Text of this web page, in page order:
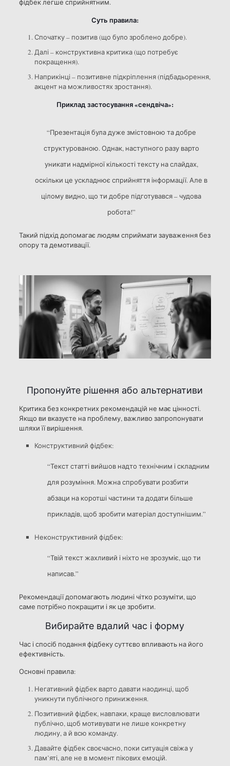
фідбек легше сприйнятним.
Суть правила:
Спочатку – позитив (що було зроблено добре).
Далі – конструктивна критика (що потребує
покращення).
Наприкінці – позитивне підкріплення (підбадьорення,
акцент на можливостях зростання).
Приклад застосування «сендвіча»:
“Презентація була дуже змістовною та добре
структурованою. Однак, наступного разу варто
уникати надмірної кількості тексту на слайдах,
оскільки це ускладнює сприйняття інформації. Але в
цілому видно, що ти добре підготувався – чудова
робота!”
Такий підхід допомагає людям сприймати зауваження без
опору та демотивації.
Пропонуйте рішення або альтернативи
Критика без конкретних рекомендацій не має цінності.
Якщо ви вказуєте на проблему, важливо запропонувати
шляхи її вирішення.
Конструктивний фідбек:
“Текст статті вийшов надто технічним і складним
для розуміння. Можна спробувати розбити
абзаци на коротші частини та додати більше
прикладів, щоб зробити матеріал доступнішим.”
Неконструктивний фідбек:
“Твій текст жахливий і ніхто не зрозуміє, що ти
написав.”
Рекомендації допомагають людині чітко розуміти, що
саме потрібно покращити і як це зробити.
Вибирайте вдалий час і форму
Час і спосіб подання фідбеку суттєво впливають на його
ефективність.
Основні правила:
Негативний фідбек варто давати наодинці, щоб
уникнути публічного приниження.
Позитивний фідбек, навпаки, краще висловлювати
публічно, щоб мотивувати не лише конкретну
людину, а й всю команду.
Давайте фідбек своєчасно, поки ситуація свіжа у
пам’яті, але не в момент пікових емоцій.